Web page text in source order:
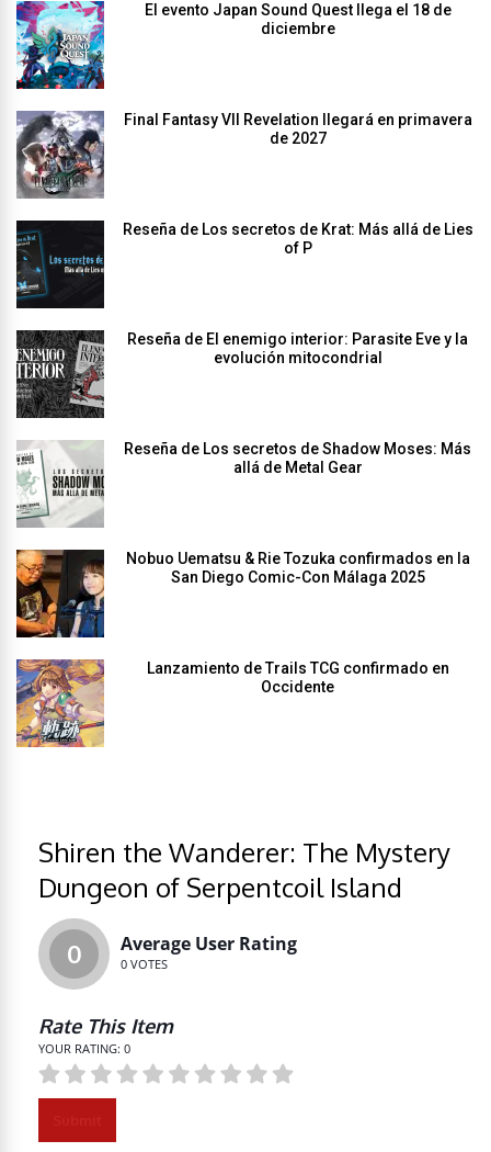
El evento Japan Sound Quest llega el 18 de
diciembre
Final Fantasy VII Revelation llegará en primavera
de 2027
Reseña de Los secretos de Krat: Más allá de Lies
of P
Reseña de El enemigo interior: Parasite Eve y la
evolución mitocondrial
Reseña de Los secretos de Shadow Moses: Más
allá de Metal Gear
Nobuo Uematsu & Rie Tozuka confirmados en la
San Diego Comic-Con Málaga 2025
Lanzamiento de Trails TCG confirmado en
Occidente
Shiren the Wanderer: The Mystery
Dungeon of Serpentcoil Island
0 Average User Rating
0 VOTES
Rate This Item
YOUR RATING: 0